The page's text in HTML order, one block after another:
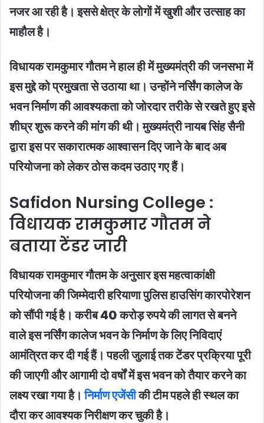
नजर आ रही है। इससे क्षेत्र के लोगों में खुशी और उत्साह का
माहौल है।
विधायक रामकुमार गौतम ने हाल ही में मुख्यमंत्री की जनसभा में
इस मुद्दे को प्रमुखता से उठाया था। उन्होंने नर्सिंग कालेज के
भवन निर्माण की आवश्यकता को जोरदार तरीके से रखते हुए इसे
शीघ्र शुरू करने की मांग की थी। मुख्यमंत्री नायब सिंह सैनी
द्वारा इस पर सकारात्मक आश्वासन दिए जाने के बाद अब
परियोजना को लेकर ठोस कदम उठाए गए हैं।
Safidon Nursing College :
विधायक रामकुमार गौतम ने
बताया टेंडर जारी
विधायक रामकुमार गौतम के अनुसार इस महत्वाकांक्षी
परियोजना की जिम्मेदारी हरियाणा पुलिस हाउसिंग कारपोरेशन
को सौंपी गई है। करीब 40 करोड़ रुपये की लागत से बनने
वाले इस नर्सिंग कालेज भवन के निर्माण के लिए निविदाएं
आमंत्रित कर दी गई हैं। पहली जुलाई तक टेंडर प्रक्रिया पूरी
की जाएगी और आगामी दो वर्षों में इस भवन को तैयार करने का
लक्ष्य रखा गया है।निर्माण एजेंसीकी टीम पहले ही स्थल का
दौरा कर आवश्यक निरीक्षण कर चुकी है।